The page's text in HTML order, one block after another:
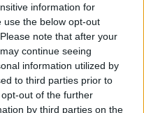
information for
use the below opt-out
note that after your
continue seeing
information utilized by
to third parties prior to
out of the further
by third parties on the